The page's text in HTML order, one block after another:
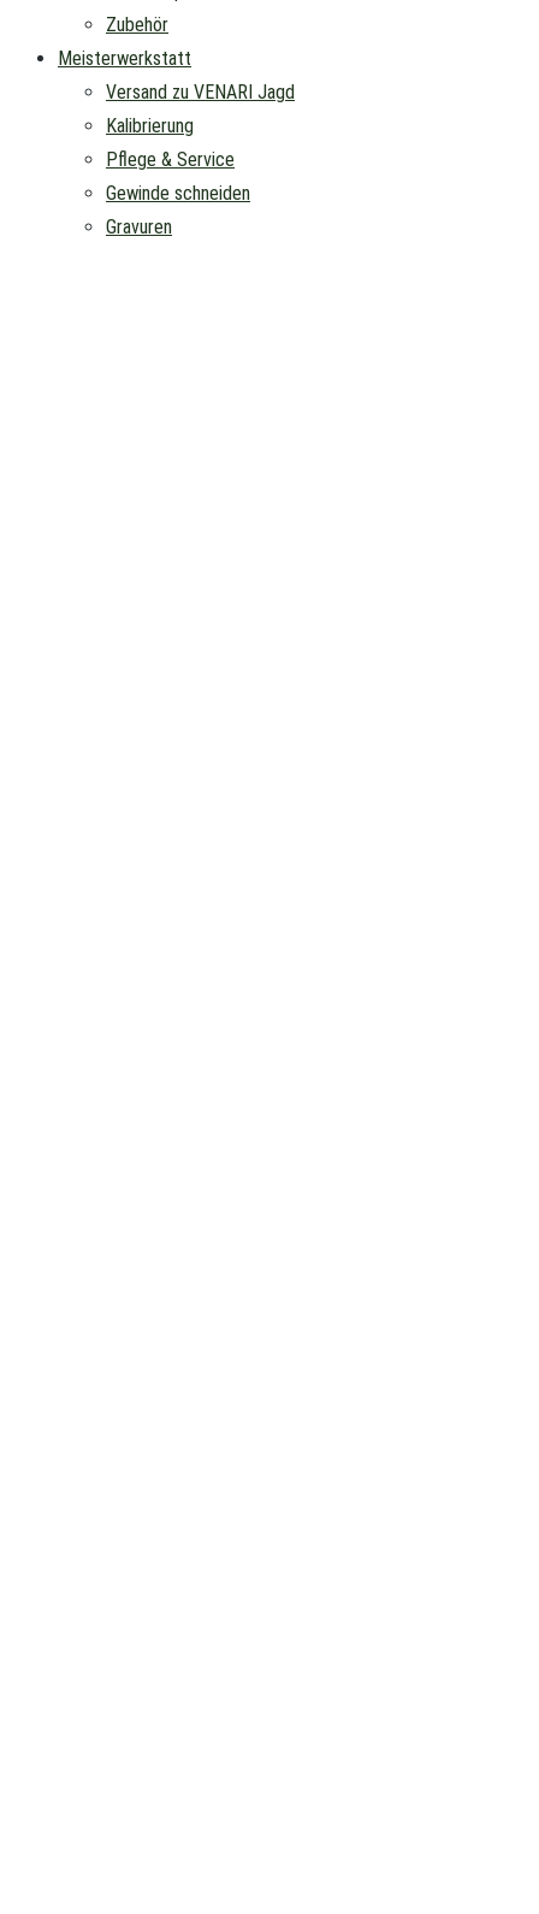
Zubehör
Meisterwerkstatt
Versand zu VENARI Jagd
Kalibrierung
Pflege & Service
Gewinde schneiden
Gravuren